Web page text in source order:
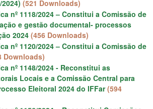
(521 Downloads)
nº 1118/2024 – Constitui a Comissão de
e gestão documental- processos
2024 (456 Downloads)
nº 1120/2024 – Constitui a Comissão de
Downloads)
nº 1148/2024 - Reconstitui as
Locais e a Comissão Central para
Eleitoral 2024 do IFFar (594